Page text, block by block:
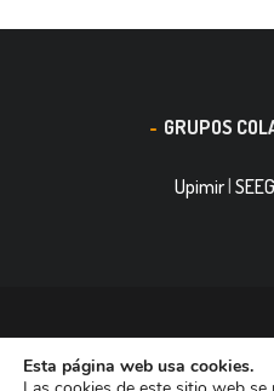
GRUPOS
Upimir |
© 2016, Smith&Nephew,
tecnología médica dedicada a
Esta página web usa cookies.